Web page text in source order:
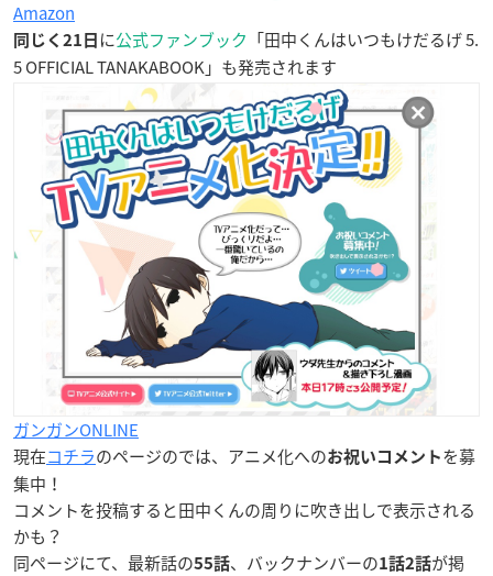
Amazon
同じく21日 に公式ファンブック 「田中くんはいつもけだるげ 5.
5 OFFICIAL TANAKABOOK」も発売されます
ガンガンONLINE
現在コチラのページのでは、アニメ化へのお祝いコメント を募
集中！
コメントを投稿すると田中くんの周りに吹き出しで表示される
かも？
同ページにて、最新話の55話、バックナンバーの1話2話が掲